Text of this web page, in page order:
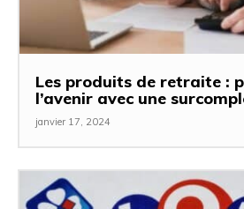
Les produits de retraite :
l’avenir avec une
janvier 17, 2024